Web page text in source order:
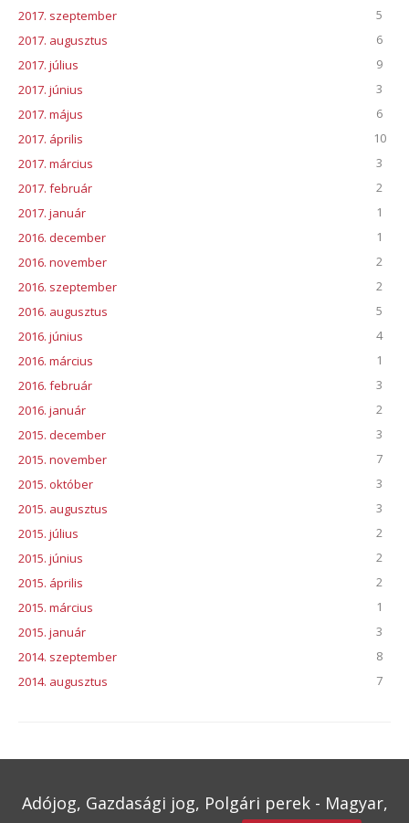
2017. szeptember
5
2017. augusztus
6
2017. július
9
2017. június
3
2017. május
6
2017. április
10
2017. március
3
2017. február
2
2017. január
1
2016. december
1
2016. november
2
2016. szeptember
2
2016. augusztus
5
2016. június
4
2016. március
1
2016. február
3
2016. január
2
2015. december
3
2015. november
7
2015. október
3
2015. augusztus
3
2015. július
2
2015. június
2
2015. április
2
2015. március
1
2015. január
3
2014. szeptember
8
2014. augusztus
7
Adójog, Gazdasági jog, Polgári perek - Magyar,